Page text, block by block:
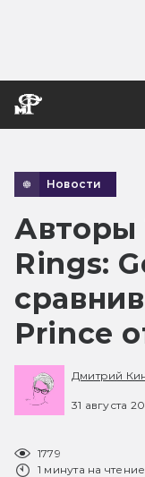
Новости
Авторы
Rings:
Prince
Дмитрий
31 августа
1779
1 минута на чтение